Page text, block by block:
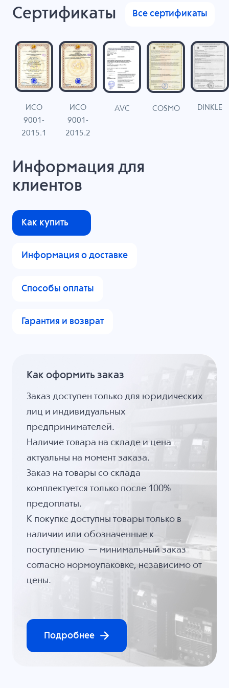
Сертификаты Все сертификаты
ИСО
9001-
2015.1
ИСО
9001-
2015.2
AVC COSMO DINKLE
Информация для
клиентов
Как купить
Информация о доставке
Способы оплаты
Гарантия и возврат
Как оформить заказ
Заказ доступен только для юридических
лиц и индивидуальных
предпринимателей.
Наличие товара на складе и цена
актуальны на момент заказа.
Заказ на товары со склада
комплектуется только после 100%
предоплаты.
К покупке доступны товары только в
наличии или обозначенные к
поступлению — минимальный заказ
согласно нормоупаковке, независимо от
цены.
Подробнее